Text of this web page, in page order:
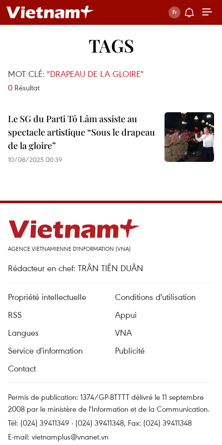
TAGS
MOT CLÉ: "DRAPEAU DE LA GLOIRE"
0 Résultat
Le SG du Parti Tô Lâm assiste au
spectacle artistique “Sous le drapeau
de la gloire”
10/08/2025 00:39
AGENCE VIETNAMIENNE D'INFORMATION (VNA)
Rédacteur en chef: TRÂN TIÊN DUÂN
Propriété intellectuelle
Conditions d'utilisation
RSS
Appui
Langues
VNA
Service d'information
Publicité
Contact
Permis de publication: 1374/GP-BTTTT délivré le 11 septembre
2008 par le ministère de l'Information et de la Communication.
Tél: (024) 39411349 - (024) 39411348, Fax: (024) 39411348
E-mail: vietnamplus@vnanet.vn